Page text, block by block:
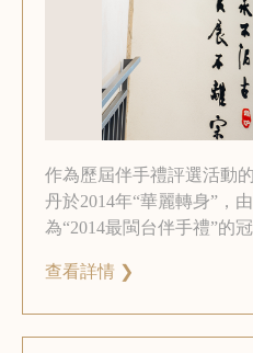
作為歷屆伴手禮評選活動
丹於2014年“華麗轉身”，
為“2014最閩台伴手禮”的
八寶丹這一閩南靈藥，銷
查看詳情 ❯